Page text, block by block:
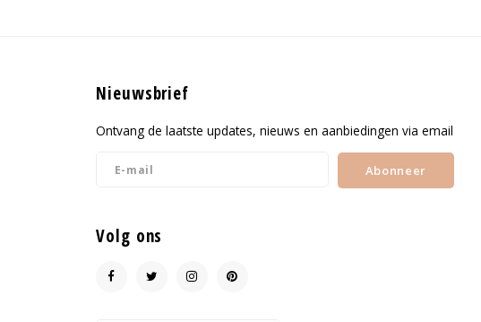
Nieuwsbrief
Ontvang de laatste updates, nieuws en aanbiedingen via email
Abonneer
Volg ons